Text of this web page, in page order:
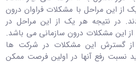
از این مراحل با مشکلات فراوان درون
در نتیجه هر یک از این مراحل در
این مشکلات درون سازمانی می باشد.
از گسترش این مشکلات در شرکت ها
نسبت رفع آنها در اولین فرصت ممکن